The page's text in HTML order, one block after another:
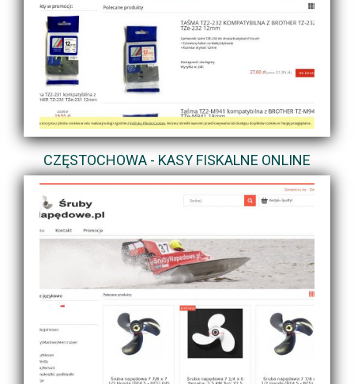
CZĘSTOCHOWA - KASY FISKALNE ONLINE